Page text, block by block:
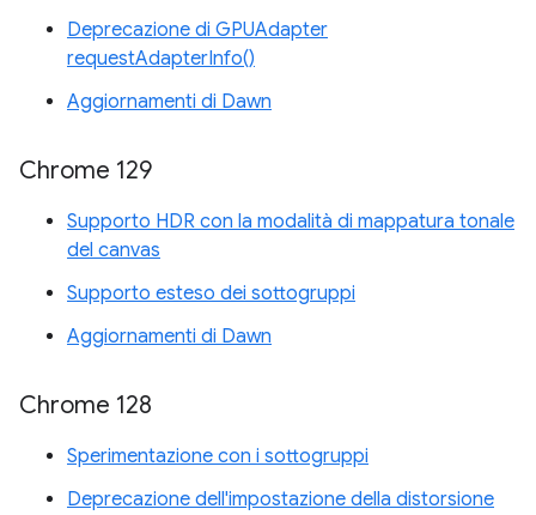
Deprecazione di GPUAdapter
requestAdapterInfo()
Aggiornamenti di Dawn
Chrome 129
Supporto HDR con la modalità di mappatura tonale
del canvas
Supporto esteso dei sottogruppi
Aggiornamenti di Dawn
Chrome 128
Sperimentazione con i sottogruppi
Deprecazione dell'impostazione della distorsione